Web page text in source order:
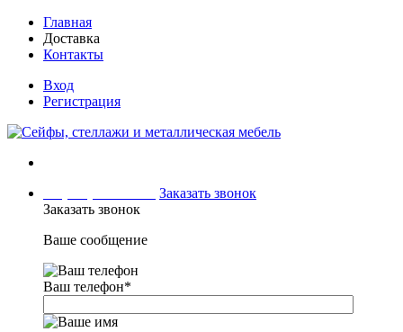
Главная
Доставка
Контакты
Вход
Регистрация
Заказать звонок
Заказать звонок
Ваше сообщение
Ваш телефон*